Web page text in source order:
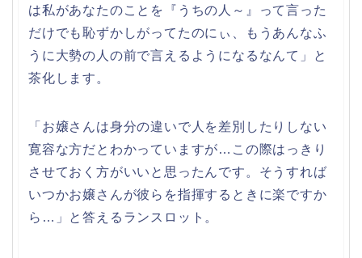
は私があなたのことを『うちの人～』って言った
だけでも恥ずかしがってたのにぃ、もうあんなふ
うに大勢の人の前で言えるようになるなんて」と
茶化します。
「お嬢さんは身分の違いで人を差別したりしない
寛容な方だとわかっていますが…この際はっきり
させておく方がいいと思ったんです。そうすれば
いつかお嬢さんが彼らを指揮するときに楽ですか
ら…」と答えるランスロット。